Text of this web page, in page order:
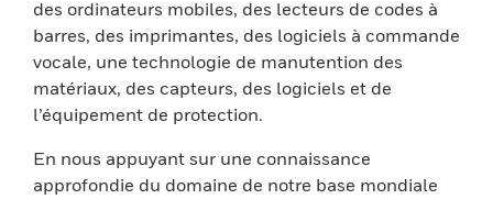
des ordinateurs mobiles, des lecteurs de codes à
barres, des imprimantes, des logiciels à commande
vocale, une technologie de manutention des
matériaux, des capteurs, des logiciels et de
l’équipement de protection.
En nous appuyant sur une connaissance
approfondie du domaine de notre base mondiale